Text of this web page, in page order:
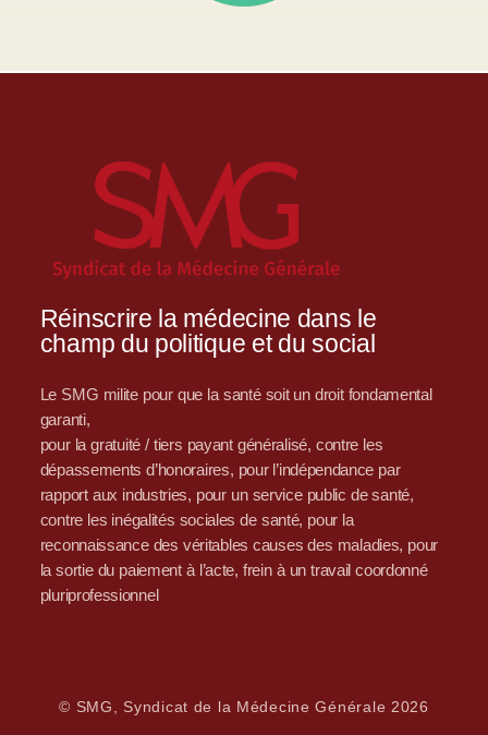
Réinscrire la médecine dans le
champ du politique et du social
Le SMG milite pour que la santé soit un droit fondamental
garanti,
pour la gratuité / tiers payant généralisé, contre les
dépassements d’honoraires, pour l’indépendance par
rapport aux industries, pour un service public de santé,
contre les inégalités sociales de santé, pour la
reconnaissance des véritables causes des maladies, pour
la sortie du paiement à l’acte, frein à un travail coordonné
pluriprofessionnel
© SMG, Syndicat de la Médecine Générale 2026